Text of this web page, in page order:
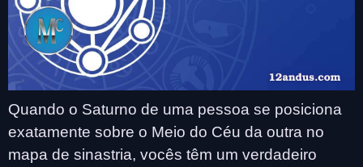
Quando o Saturno de uma pessoa se posiciona
exatamente sobre o Meio do Céu da outra no
mapa de sinastria, vocês têm um verdadeiro